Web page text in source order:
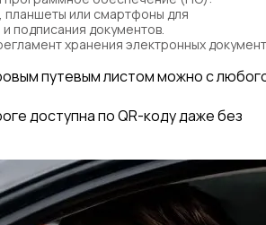
или смартфоны для
подписания документов.
хранения электронных
путевым листом можно с
доступна по QR-коду даже без